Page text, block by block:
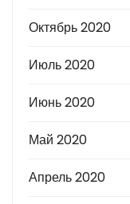
Октябрь 2020
Июль 2020
Июнь 2020
Май 2020
Апрель 2020